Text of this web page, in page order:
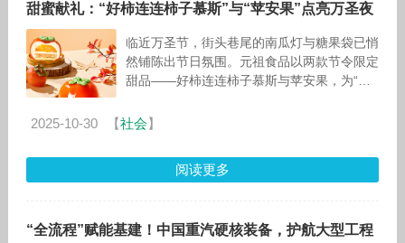
甜蜜献礼：“好柿连连柿子慕斯”与“苹安果”点亮万圣夜
临近万圣节，街头巷尾的南瓜灯与糖果袋已悄
然铺陈出节日氛围。元祖食品以两款节令限定
甜品——好柿连连柿子慕斯与苹安果，为“捣
喜，让味蕾在法式浪漫与东方谐音的碰撞
2025-10-30 【社会】
阅读更多
“全流程”赋能基建！中国重汽硬核装备，护航大型工程